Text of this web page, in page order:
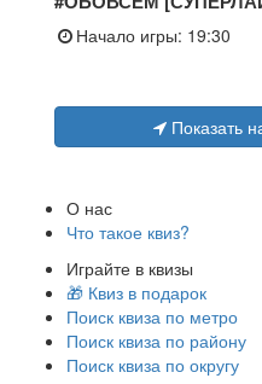
Начало игры: 19:30
Показать
О нас
Что такое квиз?
Играйте в квизы
🎁 Квиз в подарок
Поиск квиза по метро
Поиск квиза по району
Поиск квиза по округу